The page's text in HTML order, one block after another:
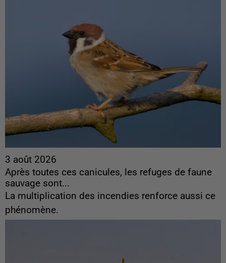
3 août 2026
Après toutes ces canicules, les refuges de faune
sauvage sont...
La multiplication des incendies renforce aussi ce
phénomène.